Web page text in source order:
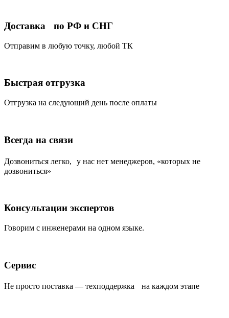
Доставка по РФ и СНГ
Отправим в любую точку, любой ТК
Быстрая отгрузка
Отгрузка на следующий день после оплаты
Всегда на связи
Дозвониться легко, у нас нет менеджеров, «которых не
дозвониться»
Консультации экспертов
Говорим с инженерами на одном языке.
Сервис
Не просто поставка — техподдержка на каждом этапе